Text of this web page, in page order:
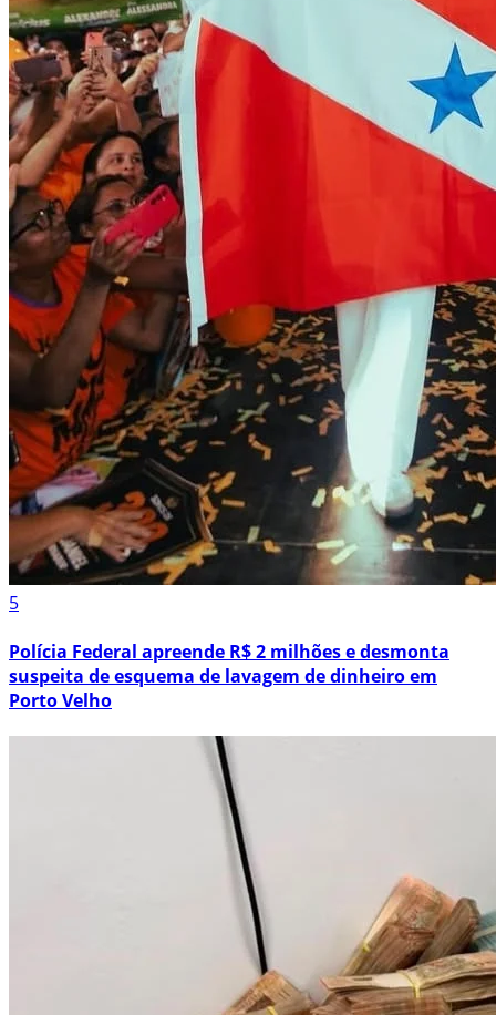
5
Polícia Federal apreende R$ 2 milhões e desmonta
suspeita de esquema de lavagem de dinheiro em
Porto Velho